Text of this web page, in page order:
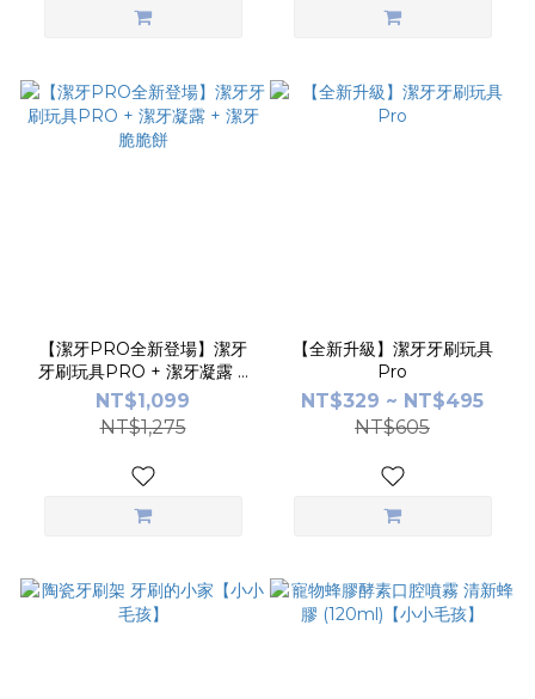
【潔牙PRO全新登場】潔牙
牙刷玩具PRO + 潔牙凝露 +
潔牙脆脆餅
NT$1,099
NT$1,275
【全新升級】潔牙牙刷玩具
Pro
NT$329 ~ NT$495
NT$605